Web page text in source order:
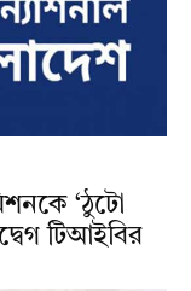
‘ঠুটো
টিআইবির